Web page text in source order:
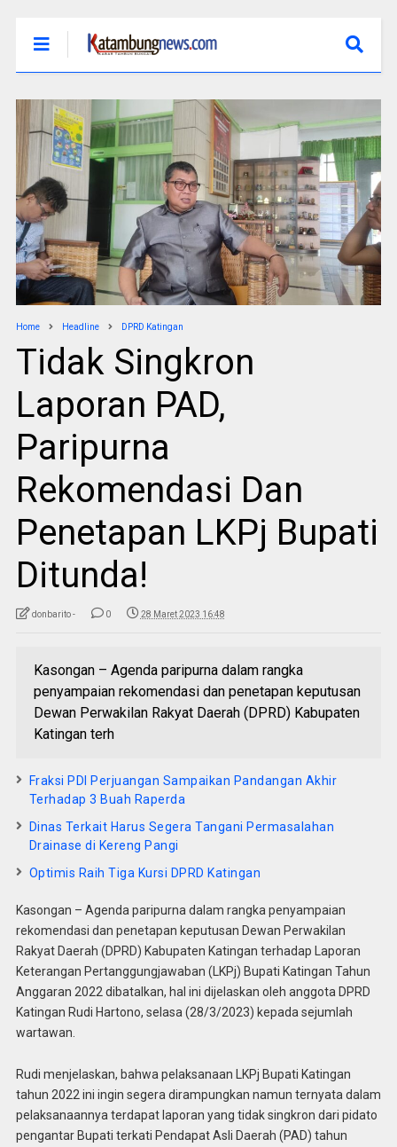
Home Headline DPRD Katingan
Tidak Singkron
Laporan PAD,
Paripurna
Rekomendasi Dan
Penetapan LKPj Bupati
Ditunda!
donbarito - 0 28 Maret 2023 16:48
Kasongan – Agenda paripurna dalam rangka
penyampaian rekomendasi dan penetapan keputusan
Dewan Perwakilan Rakyat Daerah (DPRD) Kabupaten
Katingan terh
Fraksi PDI Perjuangan Sampaikan Pandangan Akhir
Terhadap 3 Buah Raperda
Dinas Terkait Harus Segera Tangani Permasalahan
Drainase di Kereng Pangi
Optimis Raih Tiga Kursi DPRD Katingan
Kasongan – Agenda paripurna dalam rangka penyampaian
rekomendasi dan penetapan keputusan Dewan Perwakilan
Rakyat Daerah (DPRD) Kabupaten Katingan terhadap Laporan
Keterangan Pertanggungjawaban (LKPj) Bupati Katingan Tahun
Anggaran 2022 dibatalkan, hal ini dijelaskan oleh anggota DPRD
Katingan Rudi Hartono, selasa (28/3/2023) kepada sejumlah
wartawan.
Rudi menjelaskan, bahwa pelaksanaan LKPj Bupati Katingan
tahun 2022 ini ingin segera dirampungkan namun ternyata dalam
pelaksanaannya terdapat laporan yang tidak singkron dari pidato
pengantar Bupati terkati Pendapat Asli Daerah (PAD) tahun